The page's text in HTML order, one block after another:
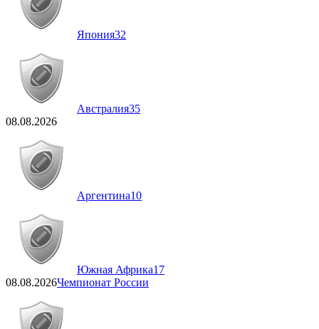
Япония32
Австралия35
08.08.2026
Аргентина10
Южная Африка17
08.08.2026Чемпионат России